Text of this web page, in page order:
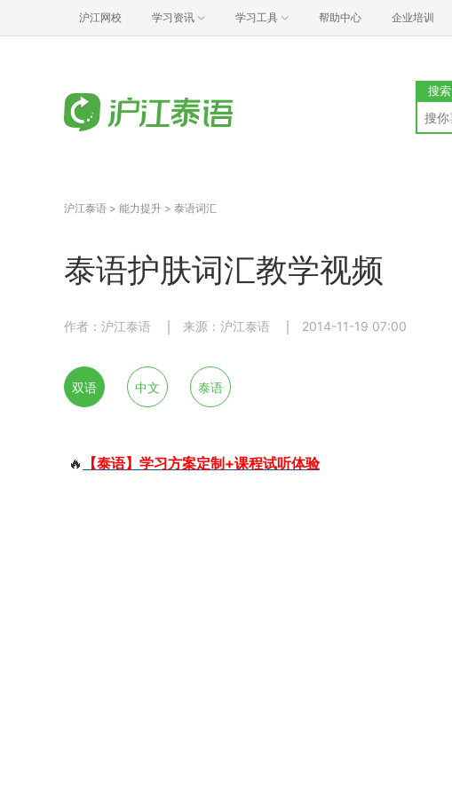
沪江网校 学习资讯 学习工具 帮助中心 企业培训
搜索
沪江泰语 > 能力提升 > 泰语词汇
泰语护肤词汇教学视频
作者：沪江泰语 来源：沪江泰语 2014-11-19 07:00
双语 中文 泰语
🔥 【泰语】学习方案定制+课程试听体验